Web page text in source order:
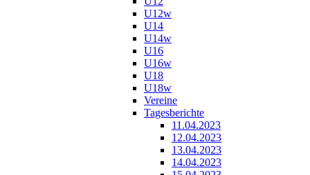
U12w
U14
U14w
U16
U16w
U18
U18w
Vereine
Tagesberichte
11.04.2023
12.04.2023
13.04.2023
14.04.2023